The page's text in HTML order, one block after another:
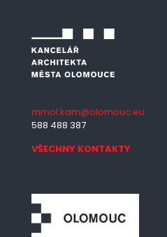
mmol.kam@olomouc.eu
588 488 387
VŠECHNY KONTAKTY